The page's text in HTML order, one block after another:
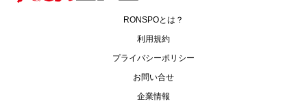
RONSPOとは？
利用規約
プライバシーポリシー
お問い合せ
企業情報